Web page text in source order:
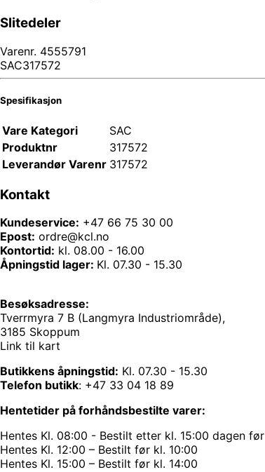
Slitedeler
Varenr. 4555791
SAC317572
Spesifikasjon
Vare Kategori
SAC
Produktnr
317572
Leverandør Varenr 317572
Kontakt
Kundeservice: +47 66 75 30 00
Epost: ordre@kcl.no
Kontortid: kl. 08.00 - 16.00
Åpningstid lager: Kl. 07.30 - 15.30
Besøksadresse:
Tverrmyra 7 B (Langmyra Industriområde),
3185 Skoppum
Link til kart
Butikkens åpningstid: Kl. 07.30 - 15.30
Telefon butikk: +47 33 04 18 89
Hentetider på forhåndsbestilte varer:
Hentes Kl. 08:00 - Bestilt etter kl. 15:00 dagen før
Hentes Kl. 12:00 – Bestilt før kl. 10:00
Hentes Kl. 15:00 – Bestilt før kl. 14:00